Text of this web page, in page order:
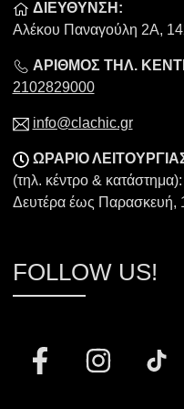
ΔΙΕΥΘΥΝΣΗ:
Αλέκου Παναγούλη 2Α,
ΑΡΙΘΜΟΣ ΤΗΛ.
2102829000
info@clachic.gr
ΩΡΑΡΙΟ
(τηλ. κέντρο & κατάστημα):
Δευτέρα έως Παρασκευή,
FOLLOW US!